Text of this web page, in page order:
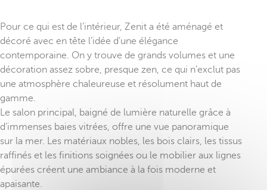
Pour ce qui est de l’intérieur, Zenit a été aménagé et
décoré avec en tête l’idée d’une élégance
contemporaine. On y trouve de grands volumes et une
décoration assez sobre, presque zen, ce qui n’exclut pas
une atmosphère chaleureuse et résolument haut de
gamme.
Le salon principal, baigné de lumière naturelle grâce à
d’immenses baies vitrées, offre une vue panoramique
sur la mer. Les matériaux nobles, les bois clairs, les tissus
raffinés et les finitions soignées ou le mobilier aux lignes
épurées créent une ambiance à la fois moderne et
apaisante.